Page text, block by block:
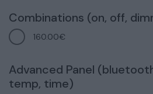
Combinations (on, off,
160.00€
Advanced Panel
temp, time)